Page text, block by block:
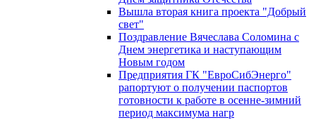
Вышла вторая книга проекта "Добрый
свет"
Поздравление Вячеслава Соломина с
Днем энергетика и наступающим
Новым годом
Предприятия ГК "ЕвроСибЭнерго"
рапортуют о получении паспортов
готовности к работе в осенне-зимний
период максимума нагр